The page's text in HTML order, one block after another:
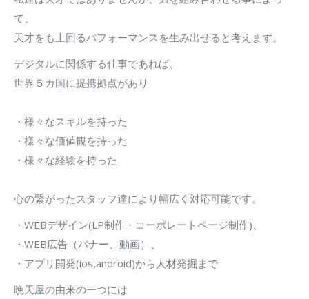
て、
天才をも上回るパフォーマンスを生み出せると考えます。
デジタルに関係する仕事であれば、
世界５カ国に提携拠点があり
・様々なスキルを持った
・様々な価値観を持った
・様々な経験を持った
心の繋がったスタッフ達により幅広く対応可能です。
・WEBデザイン(LP制作・コーポレートページ制作)、
・WEB広告（バナー、動画）、
・アプリ開発(ios,android)から人材発掘まで
晩天屋の由来の一つには